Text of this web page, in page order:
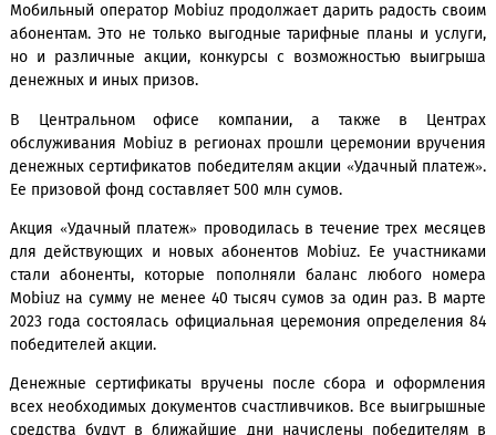
абонентам. Это не только выгодные тарифные планы и
но и различные акции, конкурсы с возможностью
денежных и иных призов.
В Центральном офисе компании, а также в
обслуживания Mobiuz в регионах прошли церемонии
денежных сертификатов победителям акции «Удачный
Ее призовой фонд составляет 500 млн сумов.
Акция «Удачный платеж» проводилась в течение трех
стали абоненты, которые пополняли баланс любого
Mobiuz на сумму не менее 40 тысяч сумов за один раз. В